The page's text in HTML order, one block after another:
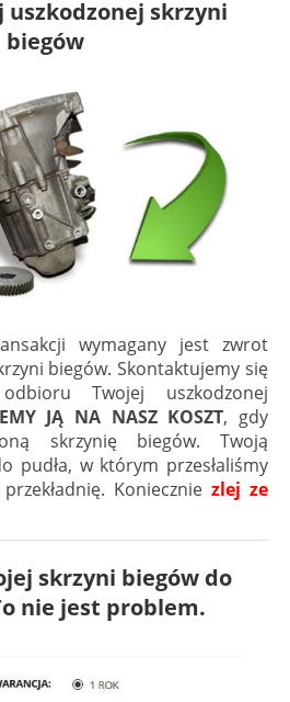
skrzyni
biegów
wymagany jest zwrot
biegów. Skontaktujemy się
Twojej uszkodzonej
JĄ NA NASZ KOSZT, gdy
skrzynię biegów. Twoją
pudła, w którym przesłaliśmy
Koniecznie zlej ze
skrzyni biegów do
nie jest problem.